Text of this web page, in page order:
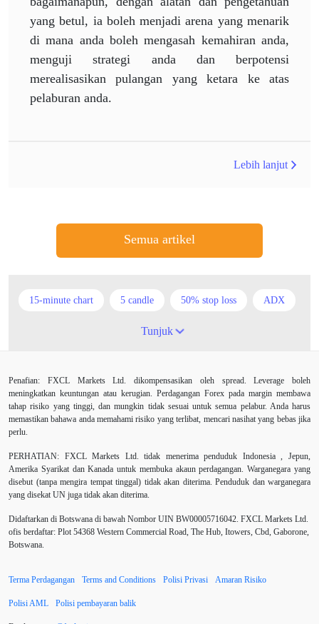
yang betul, ia boleh menjadi arena yang menarik
di mana anda boleh mengasah kemahiran anda,
menguji strategi anda dan berpotensi
merealisasikan pulangan yang ketara ke atas
pelaburan anda.
Lebih lanjut
Semua artikel
15-minute chart 5 candle 50% stop loss ADX
Akaun cent
Analisis teknikal Android Arah menaik
Asian session Australia Average True Range
Berhenti Kerugian Berhenti Rugi Berita Forex
Buy Limit Buy Stop CAD CHF
Chinese Yuan
Tunjuk
Penafian: FXCL Markets Ltd. dikompensasikan oleh spread. Leverage boleh
meningkatkan keuntungan atau kerugian. Perdagangan Forex pada margin membawa
tahap risiko yang tinggi, dan mungkin tidak sesuai untuk semua pelabur. Anda harus
memastikan bahawa anda memahami risiko yang terlibat, mencari nasihat yang bebas jika
perlu.
PERHATIAN: FXCL Markets Ltd. tidak menerima penduduk Indonesia , Jepun,
Amerika Syarikat dan Kanada untuk membuka akaun perdagangan. Warganegara yang
disebut (tanpa mengira tempat tinggal) tidak akan diterima. Penduduk dan warganegara
yang disekat UN juga tidak akan diterima.
Didaftarkan di Botswana di bawah Nombor UIN BW00005716042. FXCL Markets Ltd.
ofis berdaftar: Plot 54368 Western Commercial Road, The Hub, Itowers, Cbd, Gaborone,
Botswana.
Terma Perdagangan Terms and Conditions Polisi Privasi Amaran Risiko
Polisi AML Polisi pembayaran balik